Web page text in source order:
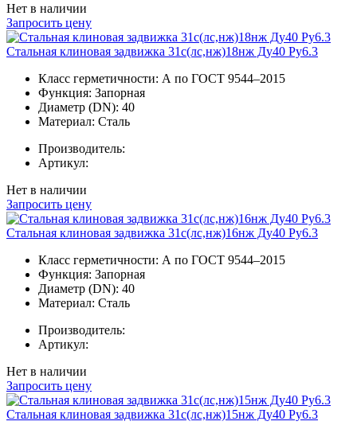
Нет в наличии
Запросить цену
Стальная клиновая задвижка 31с(лс,нж)18нж Ду40 Ру6.3
Класс герметичности: А по ГОСТ 9544–2015
Функция: Запорная
Диаметр (DN): 40
Материал: Сталь
Производитель:
Артикул:
Нет в наличии
Запросить цену
Стальная клиновая задвижка 31с(лс,нж)16нж Ду40 Ру6.3
Класс герметичности: А по ГОСТ 9544–2015
Функция: Запорная
Диаметр (DN): 40
Материал: Сталь
Производитель:
Артикул:
Нет в наличии
Запросить цену
Стальная клиновая задвижка 31с(лс,нж)15нж Ду40 Ру6.3